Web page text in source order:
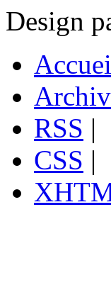
Design
RSS |
CSS |